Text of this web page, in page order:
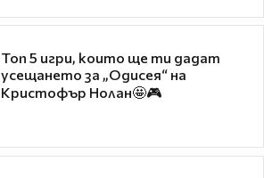
Топ 5 игри, които ще ти дадат
усещането за „Одисея“ на
Кристофър Нолан🤩🎮